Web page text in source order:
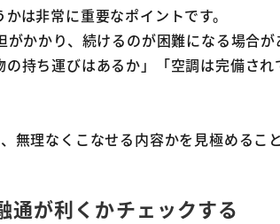
は非常に重要なポイントです。
かかり、続けるのが困難になる場合が
持ち運びはあるか」「空調は完備さ
理なくこなせる内容かを見極めること
通が利くかチェックする